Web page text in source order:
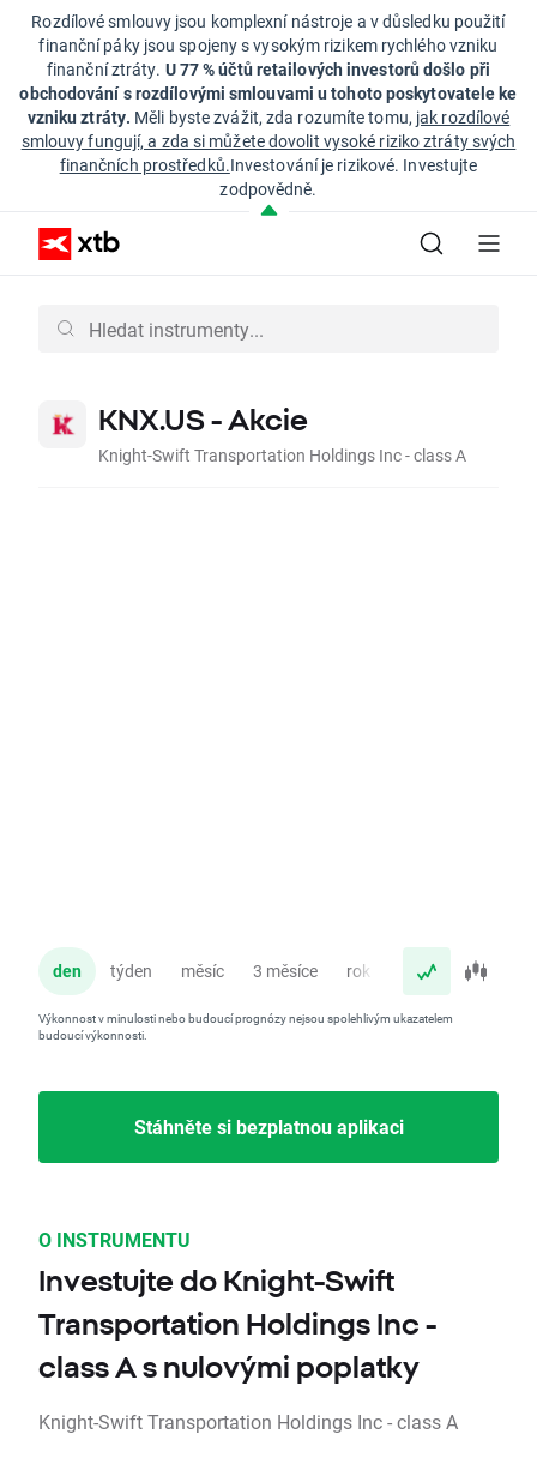
Rozdílové smlouvy jsou komplexní nástroje a v důsledku použití
finanční páky jsou spojeny s vysokým rizikem rychlého vzniku
finanční ztráty. U 77 % účtů retailových investorů došlo při
obchodování s rozdílovými smlouvami u tohoto poskytovatele ke
vzniku ztráty. Měli byste zvážit, zda rozumíte tomu, jak rozdílové
smlouvy fungují, a zda si můžete dovolit vysoké riziko ztráty svých
finančních prostředků.Investování je rizikové. Investujte
zodpovědně.
KNX.US - Akcie
Knight-Swift Transportation Holdings Inc - class A
den týden měsíc 3 měsíce rok
Výkonnost v minulosti nebo budoucí prognózy nejsou spolehlivým ukazatelem
budoucí výkonnosti.
Stáhněte si bezplatnou aplikaci
O INSTRUMENTU
Investujte do Knight-Swift
Transportation Holdings Inc -
class A s nulovými poplatky
Knight-Swift Transportation Holdings Inc - class A